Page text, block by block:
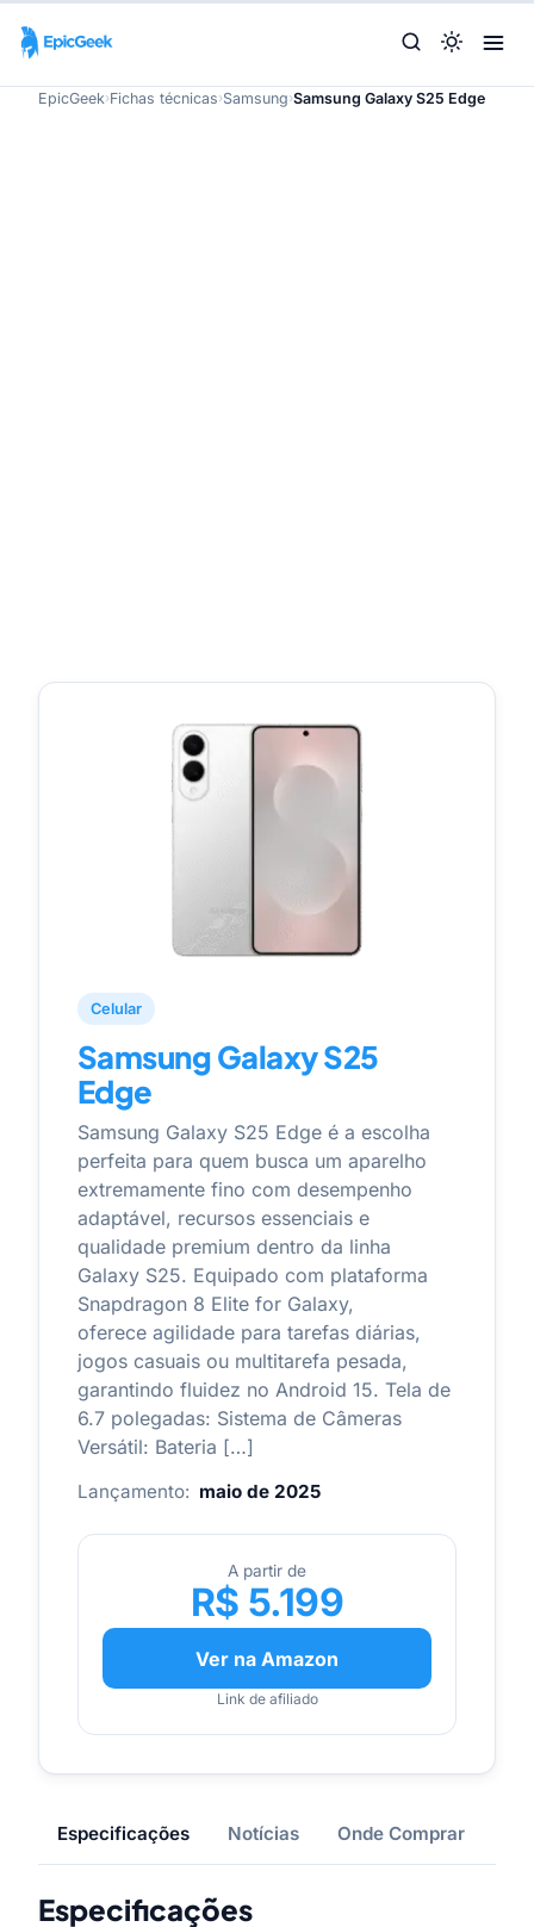
EpicGeek›Fichas técnicas›Samsung›Samsung Galaxy S25 Edge
Celular
Samsung Galaxy S25
Edge
Samsung Galaxy S25 Edge é a escolha
perfeita para quem busca um aparelho
extremamente fino com desempenho
adaptável, recursos essenciais e
qualidade premium dentro da linha
Galaxy S25. Equipado com plataforma
Snapdragon 8 Elite for Galaxy,
oferece agilidade para tarefas diárias,
jogos casuais ou multitarefa pesada,
garantindo fluidez no Android 15. Tela de
6.7 polegadas: Sistema de Câmeras
Versátil: Bateria […]
Lançamento: maio de 2025
A partir de
R$ 5.199
Ver na Amazon
Link de afiliado
Especificações Notícias Onde Comprar
Especificações